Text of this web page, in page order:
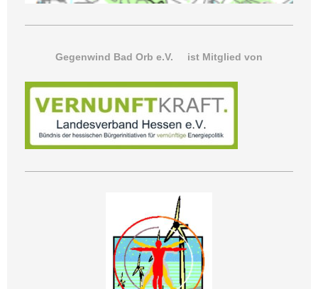
Gegenwind Bad Orb e.V. ist Mitglied von